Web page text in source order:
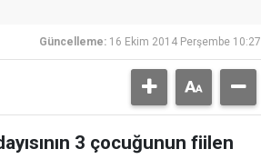
Güncelleme: 16 Ekim 2014 Perşembe 10:27
3 çocuğunun fiilen